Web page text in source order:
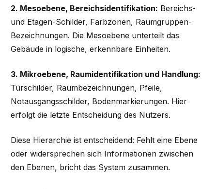
2. Mesoebene, Bereichsidentifikation: Bereichs-
und Etagen-Schilder, Farbzonen, Raumgruppen-
Bezeichnungen. Die Mesoebene unterteilt das
Gebäude in logische, erkennbare Einheiten.
3. Mikroebene, Raumidentifikation und Handlung:
Türschilder, Raumbezeichnungen, Pfeile,
Notausgangsschilder, Bodenmarkierungen. Hier
erfolgt die letzte Entscheidung des Nutzers.
Diese Hierarchie ist entscheidend: Fehlt eine Ebene
oder widersprechen sich Informationen zwischen
den Ebenen, bricht das System zusammen.